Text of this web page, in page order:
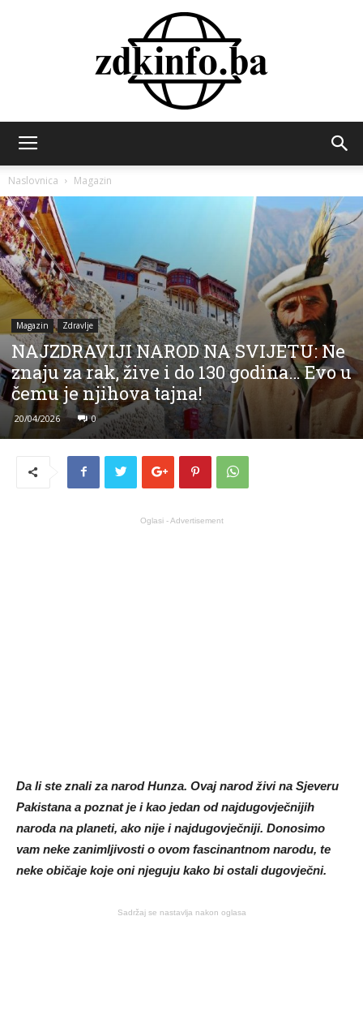
Naslovnica Magazin
Magazin Zdravlje
NAJZDRAVIJI NAROD NA SVIJETU: Ne
znaju za rak, žive i do 130 godina… Evo u
čemu je njihova tajna!
20/04/2026 0
Oglasi - Advertisement
Da li ste znali za narod Hunza. Ovaj narod živi na Sjeveru
Pakistana a poznat je i kao jedan od najdugovječnijih
naroda na planeti, ako nije i najdugovječniji. Donosimo
vam neke zanimljivosti o ovom fascinantnom narodu, te
neke običaje koje oni njeguju kako bi ostali dugovječni.
Sadržaj se nastavlja nakon oglasa